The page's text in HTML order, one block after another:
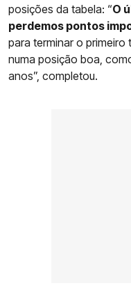
posições da tabela: “O
perdemos pontos
para terminar o primeiro
numa posição boa,
anos”, completou.